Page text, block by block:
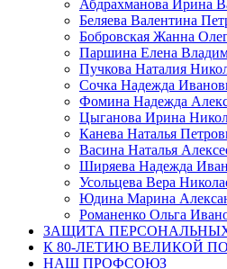
Абдрахманова Ирина
Беляева Валентина
Бобровская Жанна
Паршина Елена
Пучкова Наталия
Сочка Надежда
Фомина Надежда
Цыганова Ирина
Канева Наталья
Васина Наталья
Ширяева Надежда
Усольцева Вера
Юдина Марина
Романенко Ольга
ЗАЩИТА
К 80-ЛЕТИЮ ВЕЛИКОЙ
НАШ ПРОФСОЮЗ